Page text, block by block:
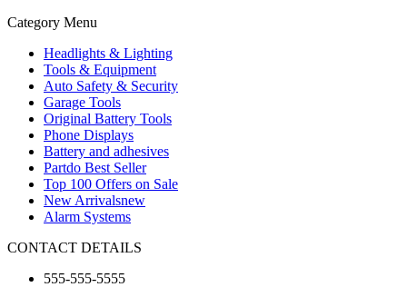
Category Menu
Headlights & Lighting
Tools & Equipment
Auto Safety & Security
Garage Tools
Original Battery Tools
Phone Displays
Battery and adhesives
Partdo Best Seller
Top 100 Offers on Sale
New Arrivalsnew
Alarm Systems
CONTACT DETAILS
555-555-5555